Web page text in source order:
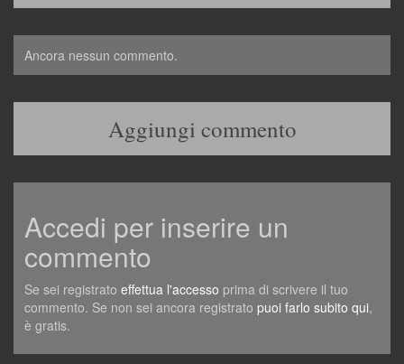
Ancora nessun commento.
Aggiungi commento
Accedi per inserire un
commento
Se sei registrato effettua l'accesso prima di scrivere il tuo
commento. Se non sei ancora registrato puoi farlo subito qui,
è gratis.